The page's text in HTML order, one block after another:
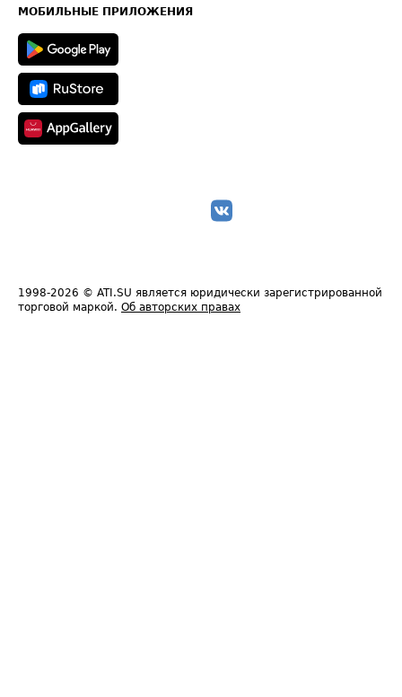
Техническая информация
МОБИЛЬНЫЕ ПРИЛОЖЕНИЯ
1998-2026 © ATI.SU является юридически зарегистрированной
торговой маркой. Об авторских правах